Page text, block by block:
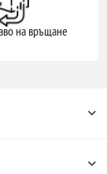
на връщане